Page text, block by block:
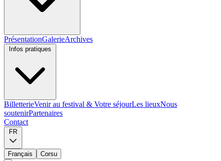
PrésentationGalerieArchives
BilletterieVenir au festival & Votre séjourLes lieuxNous
soutenirPartenaires
Contact
Français Corsu